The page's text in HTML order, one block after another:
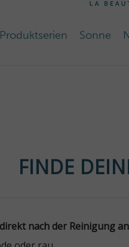
Produktserien Sonne